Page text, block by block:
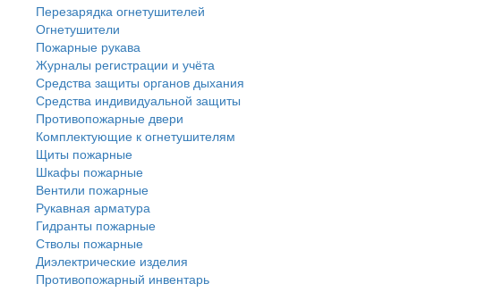
Перезарядка огнетушителей
Огнетушители
Пожарные рукава
Журналы регистрации и учёта
Средства защиты органов дыхания
Средства индивидуальной защиты
Противопожарные двери
Комплектующие к огнетушителям
Щиты пожарные
Шкафы пожарные
Вентили пожарные
Рукавная арматура
Гидранты пожарные
Стволы пожарные
Диэлектрические изделия
Противопожарный инвентарь